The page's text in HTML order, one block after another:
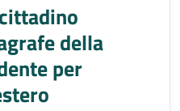
della
per